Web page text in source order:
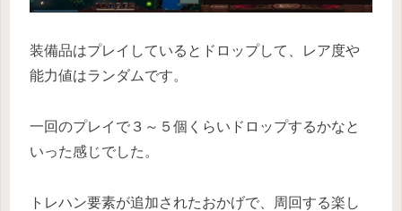
装備品はプレイしているとドロップして、レア度や
能力値はランダムです。
一回のプレイで３～５個くらいドロップするかなと
いった感じでした。
トレハン要素が追加されたおかげで、周回する楽し